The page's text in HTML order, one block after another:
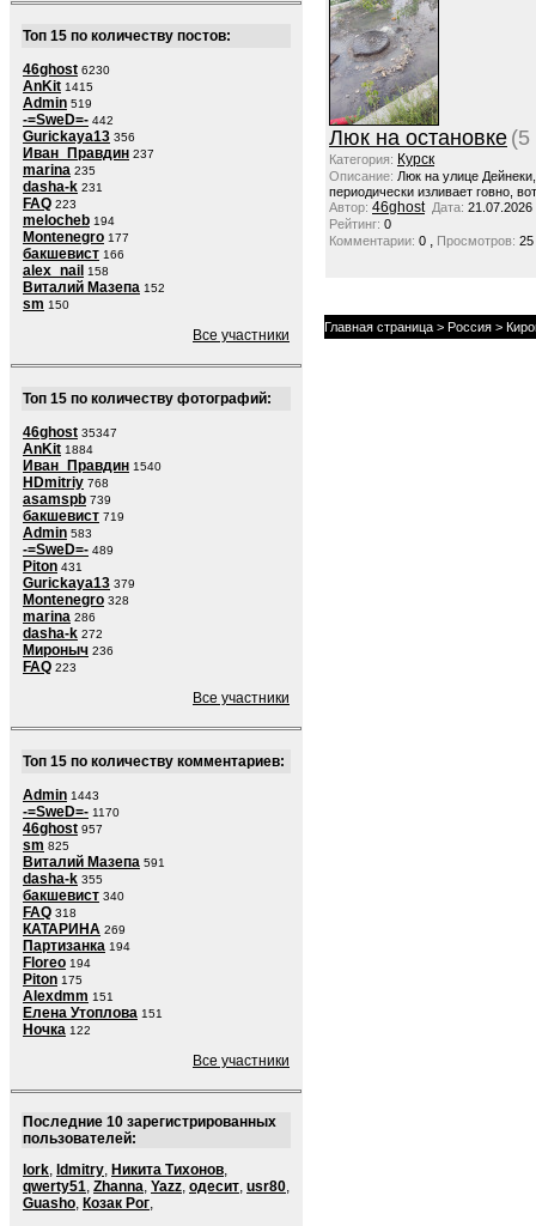
Топ 15 по количеству постов:
46ghost 6230
AnKit 1415
Admin 519
-=SweD=- 442
Gurickaya13 356
Иван_Правдин 237
marina 235
dasha-k 231
FAQ 223
melocheb 194
Montenegro 177
бакшевист 166
alex_nail 158
Виталий Мазепа 152
sm 150
Все участники
Топ 15 по количеству фотографий:
46ghost 35347
AnKit 1884
Иван_Правдин 1540
HDmitriy 768
asamspb 739
бакшевист 719
Admin 583
-=SweD=- 489
Piton 431
Gurickaya13 379
Montenegro 328
marina 286
dasha-k 272
Мироныч 236
FAQ 223
Все участники
Топ 15 по количеству комментариев:
Admin 1443
-=SweD=- 1170
46ghost 957
sm 825
Виталий Мазепа 591
dasha-k 355
бакшевист 340
FAQ 318
КАТАРИНА 269
Партизанка 194
Floreo 194
Piton 175
Alexdmm 151
Елена Утоплова 151
Ночка 122
Все участники
Последние 10 зарегистрированных
пользователей:
lork, ldmitry, Никита Тихонов,
qwerty51, Zhanna, Yazz, одесит, usr80,
Guasho, Козак Рог,
Люк на остановке (5
Категория: Курск
Описание: Люк на улице
периодически изливает говно,
Автор: 46ghost Дата: 21.07.2026
Рейтинг: 0
Комментарии: 0 , Просмотров: 25
Главная страница > Россия >